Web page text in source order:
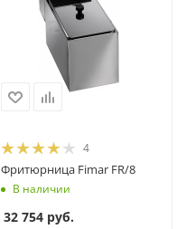
4
Фритюрница Fimar FR/8
В наличии
32 754 руб.